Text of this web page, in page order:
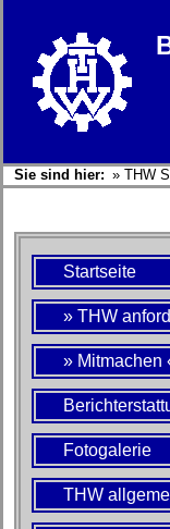
Sie sind hier: » THW
Startseite
» THW
» Mitmachen
Fotogalerie
THW